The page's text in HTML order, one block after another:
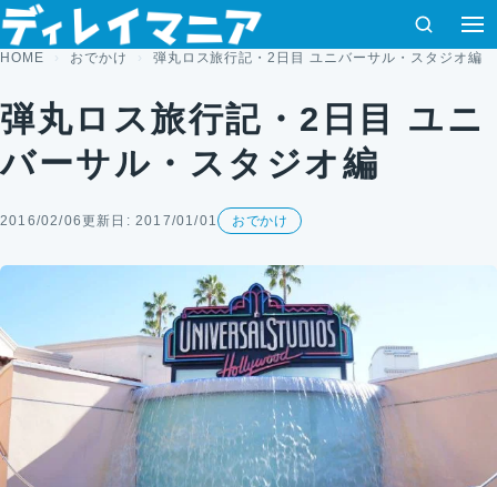
コンテンツへスキップ
検索
HOME おでかけ 弾丸ロス旅行記・2日目 ユニバーサル・スタジオ編
弾丸ロス旅行記・2日目 ユニ
バーサル・スタジオ編
2016/02/06更新日: 2017/01/01 おでかけ